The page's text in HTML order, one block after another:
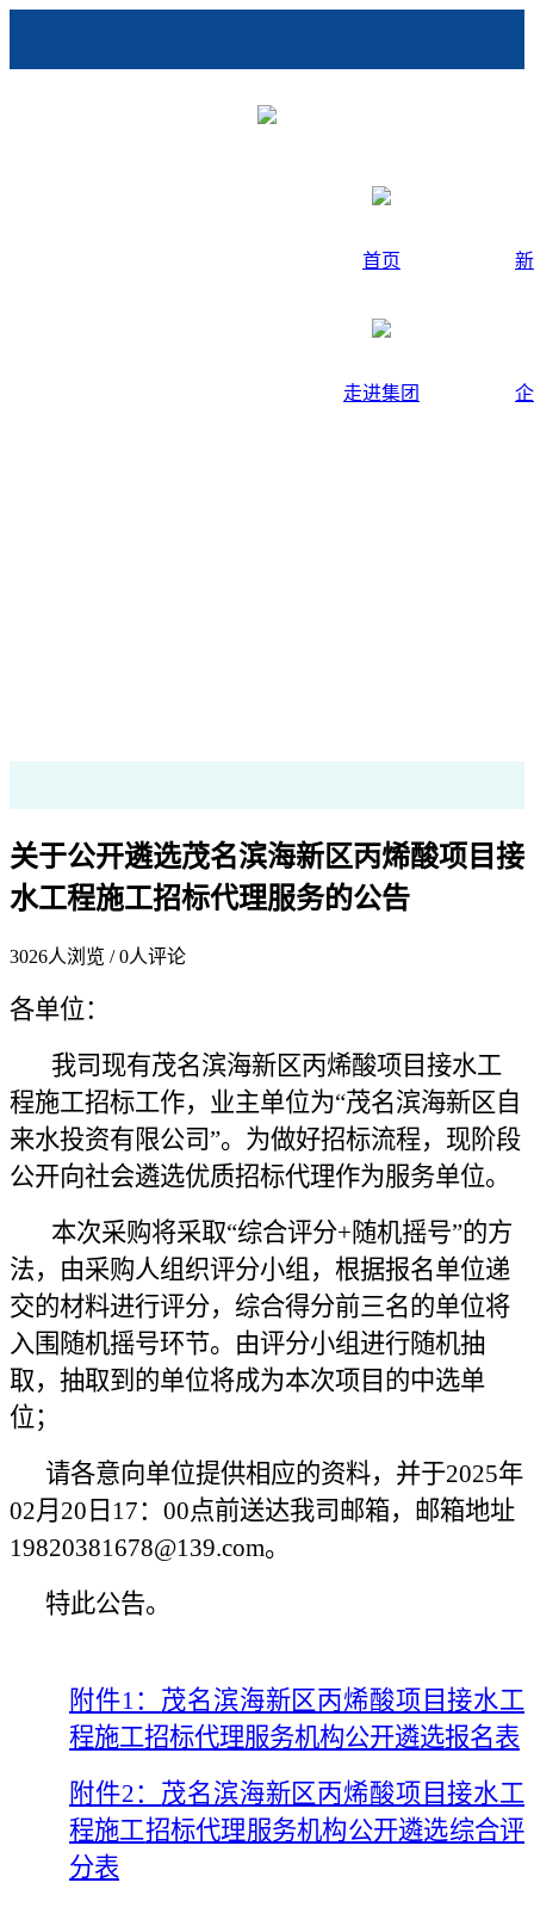
首页
走进集团
关于公开遴选茂名滨海新区丙烯酸项目接
水工程施工招标代理服务的公告
3026人浏览 /0人评论
各单位：
我司现有茂名滨海新区丙烯酸项目接水工
程施工招标工作， 业主单位为“茂名滨海新区自
来水投资有限公司”。为做好招标流程，现阶段
公开向社会遴选优质招标代理作为服务单位。
本次采购将采取“综合评分+随机摇号”的方
法， 由采购人组织评分小组，根据报名单位递
交的材料进行评分，综合得分前三名的单位将
入围随机摇号环节。由评分小组进行随机抽
取，抽取到的单位将成为本次项目的中选单
位；
请各意向单位提供相应的资料，并于2025年
02月 20 日 17：00点前送达我司邮箱，邮箱地址
19820381678@139.com。
特此公告。
附件1： 茂名滨海新区丙烯酸项目接水工
程施工招标代理服务机构公开遴选报名表
附件2： 茂名滨海新区丙烯酸项目接水工
程施工招标代理服务机构公开遴选综合评
分表